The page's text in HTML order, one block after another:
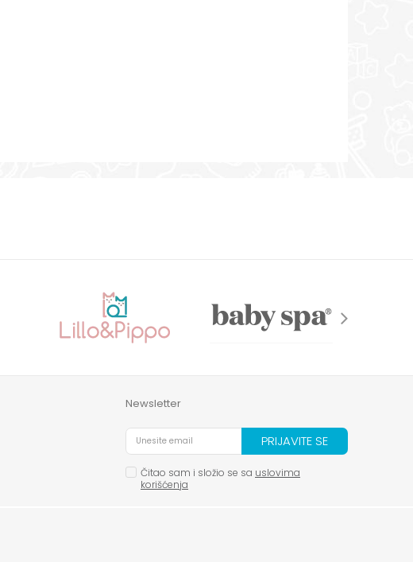
Newsletter
PRIJAVITE SE
Čitao sam i složio se sa uslovima
korišćenja